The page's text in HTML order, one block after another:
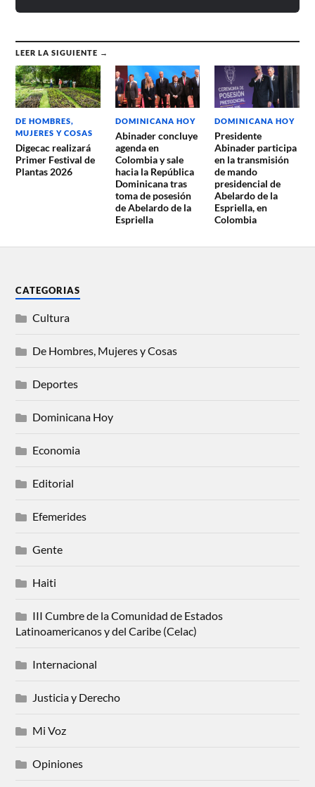
LEER LA SIGUIENTE →
DE HOMBRES,
MUJERES Y COSAS
Digecac realizará
Primer Festival de
Plantas 2026
DOMINICANA HOY
Abinader concluye
agenda en
Colombia y sale
hacia la República
Dominicana tras
toma de posesión
de Abelardo de la
Espriella
DOMINICANA HOY
Presidente
Abinader participa
en la transmisión
de mando
presidencial de
Abelardo de la
Espriella, en
Colombia
CATEGORIAS
Cultura
De Hombres, Mujeres y Cosas
Deportes
Dominicana Hoy
Economia
Editorial
Efemerides
Gente
Haiti
III Cumbre de la Comunidad de Estados
Latinoamericanos y del Caribe (Celac)
Internacional
Justicia y Derecho
Mi Voz
Opiniones